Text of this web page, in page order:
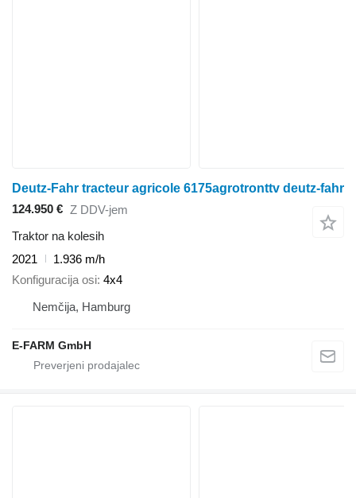
Deutz-Fahr tracteur agricole 6175agrotronttv deutz-fahr
124.950 € Z DDV-jem
Traktor na kolesih
2021
1.936 m/h
Konfiguracija osi 4x4
Nemčija, Hamburg
E-FARM GmbH